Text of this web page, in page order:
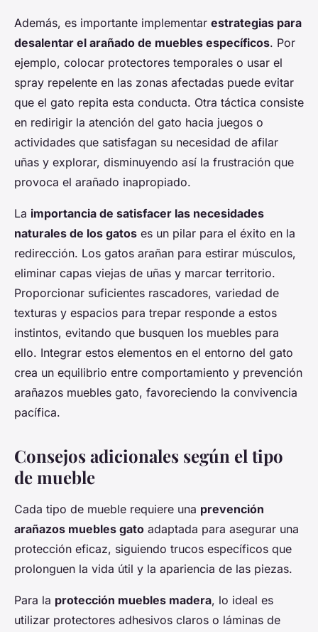
Además, es importante implementar estrategias para
desalentar el arañado de muebles específicos. Por
ejemplo, colocar protectores temporales o usar el
spray repelente en las zonas afectadas puede evitar
que el gato repita esta conducta. Otra táctica consiste
en redirigir la atención del gato hacia juegos o
actividades que satisfagan su necesidad de afilar
uñas y explorar, disminuyendo así la frustración que
provoca el arañado inapropiado.
La importancia de satisfacer las necesidades
naturales de los gatos es un pilar para el éxito en la
redirección. Los gatos arañan para estirar músculos,
eliminar capas viejas de uñas y marcar territorio.
Proporcionar suficientes rascadores, variedad de
texturas y espacios para trepar responde a estos
instintos, evitando que busquen los muebles para
ello. Integrar estos elementos en el entorno del gato
crea un equilibrio entre comportamiento y prevención
arañazos muebles gato, favoreciendo la convivencia
pacífica.
Consejos adicionales según el tipo
de mueble
Cada tipo de mueble requiere una prevención
arañazos muebles gato adaptada para asegurar una
protección eficaz, siguiendo trucos específicos que
prolonguen la vida útil y la apariencia de las piezas.
Para la protección muebles madera, lo ideal es
utilizar protectores adhesivos claros o láminas de